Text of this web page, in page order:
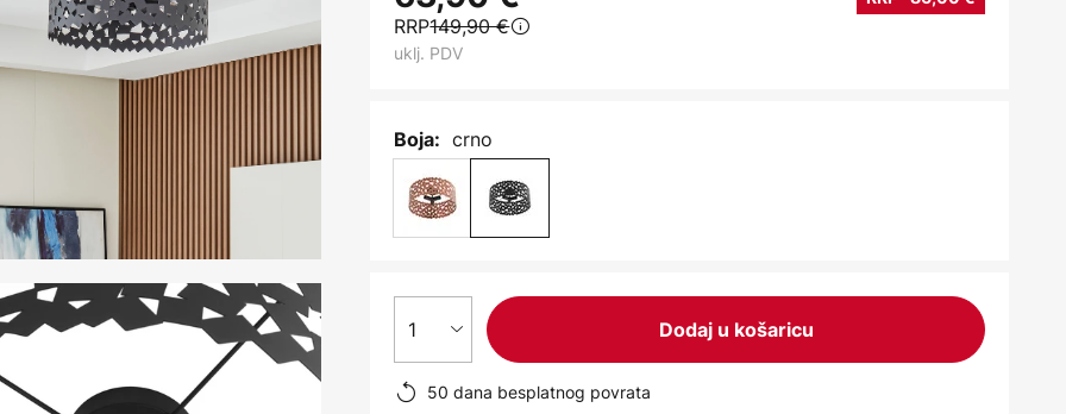
RRP149,90 €
uklj. PDV
Boja: crno
1 Dodaj u košaricu
50 dana besplatnog povrata